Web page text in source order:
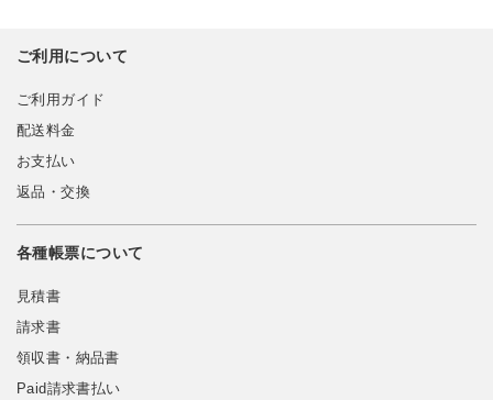
ご利用について
ご利用ガイド
配送料金
お支払い
返品・交換
各種帳票について
見積書
請求書
領収書・納品書
Paid請求書払い